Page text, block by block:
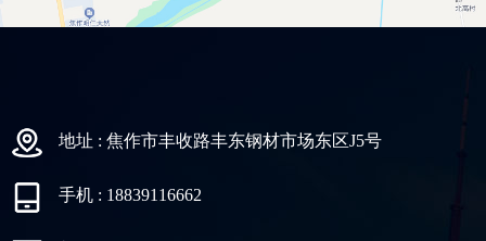
地址 : 焦作市丰收路丰东钢材市场东区J5号
手机 : 18839116662